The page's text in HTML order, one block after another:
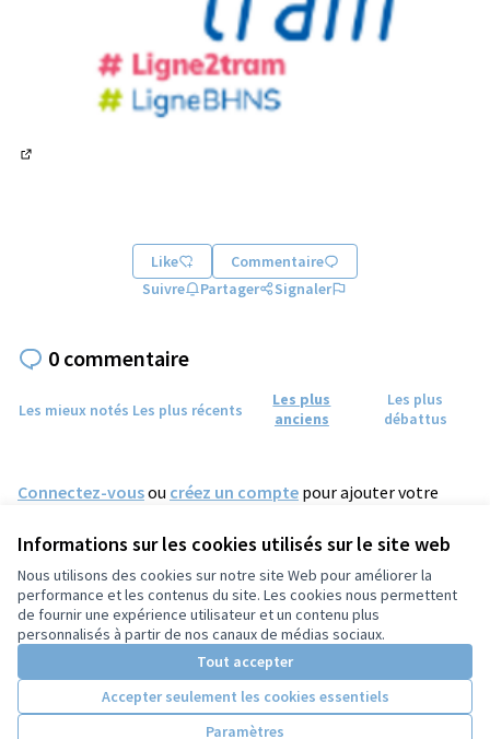
Informations sur les cookies utilisés sur le site web
Nous utilisons des cookies sur notre site Web pour améliorer la
performance et les contenus du site. Les cookies nous permettent
de fournir une expérience utilisateur et un contenu plus
personnalisés à partir de nos canaux de médias sociaux.
Tout accepter
Accepter seulement les cookies essentiels
Paramètres
Like
Commentaire
Suivre
Partager Signaler
0 commentaire
Les mieux notés Les plus récents
Les plus
anciens
Les plus
débattus
Connectez-vousou créez un compte pour ajouter votre
Conditions d'utilisation
Paramètres des cookies
Licence
(Lien